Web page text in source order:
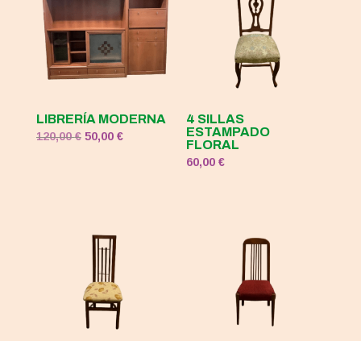
LIBRERÍA MODERNA
120,00€ El
50,00 €El
4 SILLAS
ESTAMPADO
FLORAL
60,00€